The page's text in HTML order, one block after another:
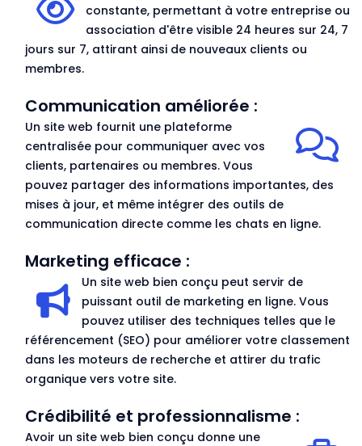
constante, permettant à votre entreprise ou
association d'être visible 24 heures sur 24, 7
jours sur 7, attirant ainsi de nouveaux clients ou
membres.
Communication améliorée :
Un site web fournit une plateforme
centralisée pour communiquer avec vos
clients, partenaires ou membres. Vous
pouvez partager des informations importantes, des
mises à jour, et même intégrer des outils de
communication directe comme les chats en ligne.
Marketing efficace :
Un site web bien conçu peut servir de
puissant outil de marketing en ligne. Vous
pouvez utiliser des techniques telles que le
référencement (SEO) pour améliorer votre classement
dans les moteurs de recherche et attirer du trafic
organique vers votre site.
Crédibilité et professionnalisme :
Avoir un site web bien conçu donne une